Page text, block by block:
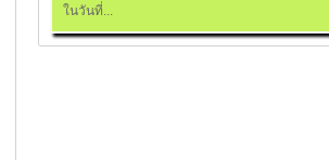
ในวันที่...